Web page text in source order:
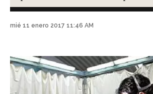
mié 11 enero 2017 11:46 AM